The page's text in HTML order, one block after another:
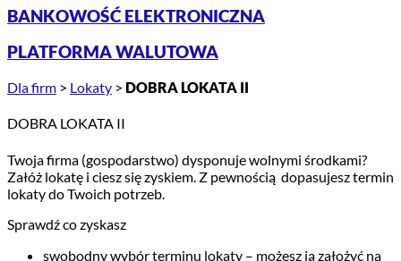
BANKOWOŚĆ ELEKTRONICZNA
PLATFORMA WALUTOWA
Dla firm > Lokaty > DOBRA LOKATA II
DOBRA LOKATA II
Twoja firma (gospodarstwo) dysponuje wolnymi środkami?
Załóż lokatę i ciesz się zyskiem. Z pewnością dopasujesz termin
lokaty do Twoich potrzeb.
Sprawdź co zyskasz
swobodny wybór terminu lokaty – możesz ją założyć na